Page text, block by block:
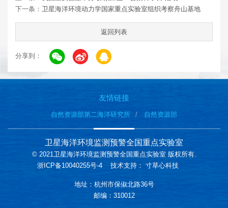
下一条： 卫星海洋环境动力学国家重点实验室组织考察舟山基地
返回列表
分享到：
友情链接
自然资源部第二海洋研究所 自然资源部
卫星海洋环境监测预警全国重点实验室
© 2021卫星海洋环境监测预警全国重点实验室 版权所有.
浙ICP备10040255号-4 技术支持： 寸草心科技
地址：杭州市保俶北路36号
邮编：310012